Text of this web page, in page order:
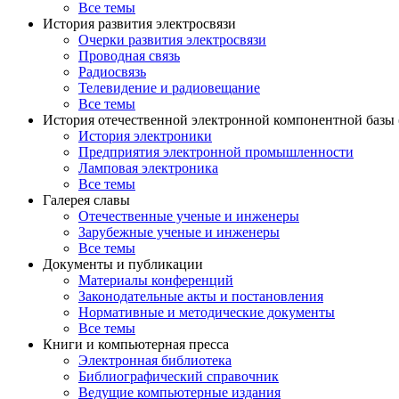
Все темы
История развития электросвязи
Очерки развития электросвязи
Проводная связь
Радиосвязь
Телевидение и радиовещание
Все темы
История отечественной электронной компонентной
История электроники
Предприятия электронной промышленности
Ламповая электроника
Все темы
Галерея славы
Отечественные ученые и инженеры
Зарубежные ученые и инженеры
Все темы
Документы и публикации
Материалы конференций
Законодательные акты и постановления
Нормативные и методические документы
Все темы
Книги и компьютерная пресса
Электронная библиотека
Библиографический справочник
Ведущие компьютерные издания